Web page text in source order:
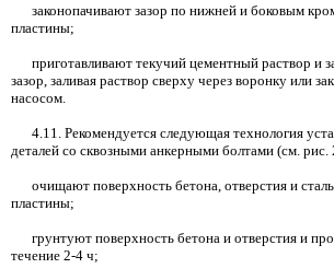
законопачивают зазор по нижней и боковым
пластины;
приготавливают текучий цементный раствор и
зазор, заливая раствор сверху через воронку или
насосом.
4.11. Рекомендуется следующая технология
деталей со сквозными анкерными болтами (см. рис
очищают поверхность бетона, отверстия и
пластины;
грунтуют поверхность бетона и отверстия и
течение 2-4 ч;